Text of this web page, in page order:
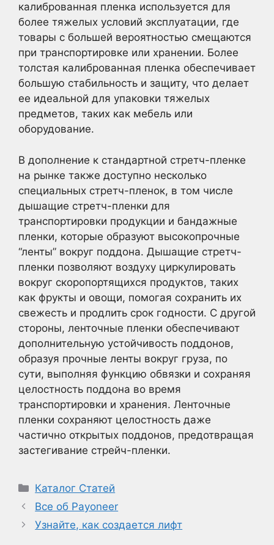
калиброванная пленка используется для
более тяжелых условий эксплуатации, где
товары с большей вероятностью смещаются
при транспортировке или хранении. Более
толстая калиброванная пленка обеспечивает
большую стабильность и защиту, что делает
ее идеальной для упаковки тяжелых
предметов, таких как мебель или
оборудование.
В дополнение к стандартной стретч-пленке
на рынке также доступно несколько
специальных стретч-пленок, в том числе
дышащие стретч-пленки для
транспортировки продукции и бандажные
пленки, которые образуют высокопрочные
“ленты” вокруг поддона. Дышащие стретч-
пленки позволяют воздуху циркулировать
вокруг скоропортящихся продуктов, таких
как фрукты и овощи, помогая сохранить их
свежесть и продлить срок годности. С другой
стороны, ленточные пленки обеспечивают
дополнительную устойчивость поддонов,
образуя прочные ленты вокруг груза, по
сути, выполняя функцию обвязки и сохраняя
целостность поддона во время
транспортировки и хранения. Ленточные
пленки сохраняют целостность даже
частично открытых поддонов, предотвращая
застегивание стрейч-пленки.
Рубрики
Каталог Статей
Все об Payoneer
Узнайте, как создается лифт